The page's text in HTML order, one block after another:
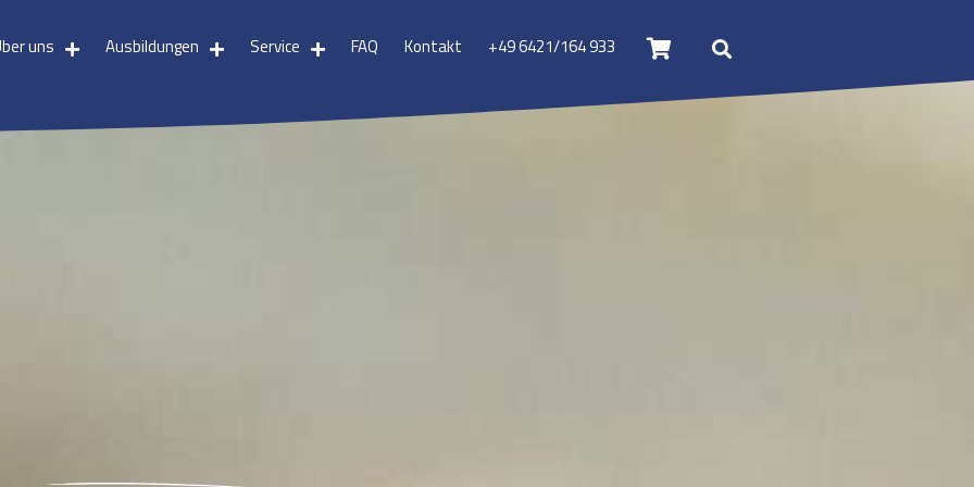
uns Ausbildungen Service FAQ Kontakt +49 6421/164 933